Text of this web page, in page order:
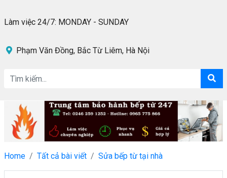
Làm việc 24/7: MONDAY - SUNDAY
Phạm Văn Đồng, Bắc Từ Liêm, Hà Nội
Home Tất cả bài viết Sửa bếp từ tại nhà